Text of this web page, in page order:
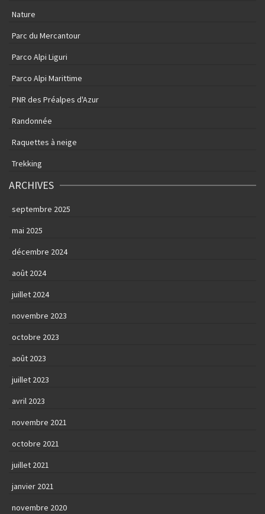
Nature
Parc du Mercantour
Parco Alpi Liguri
Parco Alpi Marittime
PNR des Préalpes d'Azur
Randonnée
Raquettes à neige
Trekking
ARCHIVES
septembre 2025
mai 2025
décembre 2024
août 2024
juillet 2024
novembre 2023
octobre 2023
août 2023
juillet 2023
avril 2023
novembre 2021
octobre 2021
juillet 2021
janvier 2021
novembre 2020